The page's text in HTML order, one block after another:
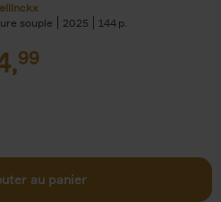
souple
2025 144
99
au panier